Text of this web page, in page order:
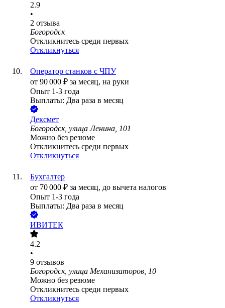
2.9
•
2 отзыва
Богородск
Откликнитесь среди первых
Откликнуться
Оператор станков с ЧПУ
от 90 000 ₽ за месяц, на руки
Опыт 1-3 года
Выплаты: Два раза в месяц
Дексмет
Богородск, улица Ленина, 101
Можно без резюме
Откликнитесь среди первых
Откликнуться
Бухгалтер
от 70 000 ₽ за месяц, до вычета налогов
Опыт 1-3 года
Выплаты: Два раза в месяц
ИВИТЕК
4.2
•
9 отзывов
Богородск, улица Механизаторов, 10
Можно без резюме
Откликнитесь среди первых
Откликнуться